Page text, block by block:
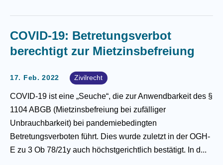
COVID-19: Betretungsverbot
berechtigt zur Mietzinsbefreiung
17. Feb. 2022 Zivilrecht
COVID-19 ist eine „Seuche“, die zur Anwendbarkeit des §
1104 ABGB (Mietzinsbefreiung bei zufälliger
Unbrauchbarkeit) bei pandemiebedingten
Betretungsverboten führt. Dies wurde zuletzt in der OGH-
E zu 3 Ob 78/21y auch höchstgerichtlich bestätigt. In d...